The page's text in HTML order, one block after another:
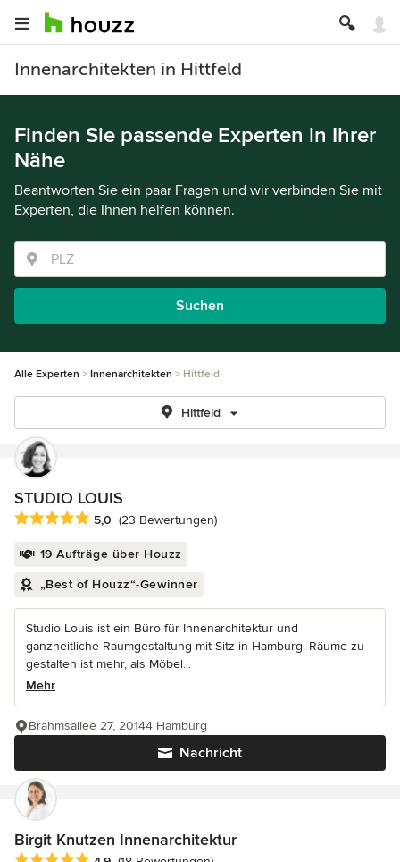
Innenarchitekten in Hittfeld
Finden Sie passende Experten in Ihrer
Nähe
Beantworten Sie ein paar Fragen und wir verbinden Sie mit
Experten, die Ihnen helfen können.
Suchen
Alle Experten Innenarchitekten Hittfeld
Hittfeld
STUDIO LOUIS
Durchschnittliche Bewertung: 5 von 5 Sternen
5,0 (23 Bewertungen)
19 Aufträge über Houzz
„Best of Houzz“-Gewinner
Studio Louis ist ein Büro für Innenarchitektur und
ganzheitliche Raumgestaltung mit Sitz in Hamburg. Räume zu
gestalten ist mehr, als Möbel...
Mehr
Nachricht
Brahmsallee 27, 20144 Hamburg
Birgit Knutzen Innenarchitektur